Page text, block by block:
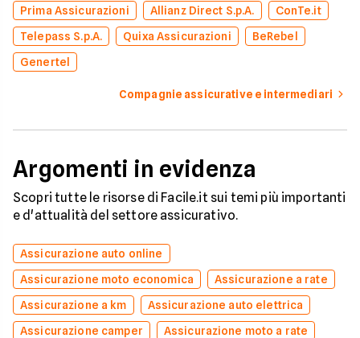
Prima Assicurazioni
Allianz Direct S.p.A.
ConTe.it
Telepass S.p.A.
Quixa Assicurazioni
BeRebel
Genertel
Compagnie assicurative e intermediari
Argomenti in evidenza
Scopri tutte le risorse di Facile.it sui temi più importanti
e d'attualità del settore assicurativo.
Assicurazione auto online
Assicurazione moto economica
Assicurazione a rate
Assicurazione a km
Assicurazione auto elettrica
Assicurazione camper
Assicurazione moto a rate